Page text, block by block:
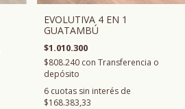
EVOLUTIVA 4 EN 1
GUATAMBÚ
$1.010.300
$808.240 con Transferencia o
depósito
6 cuotas sin interés de
$168.383,33